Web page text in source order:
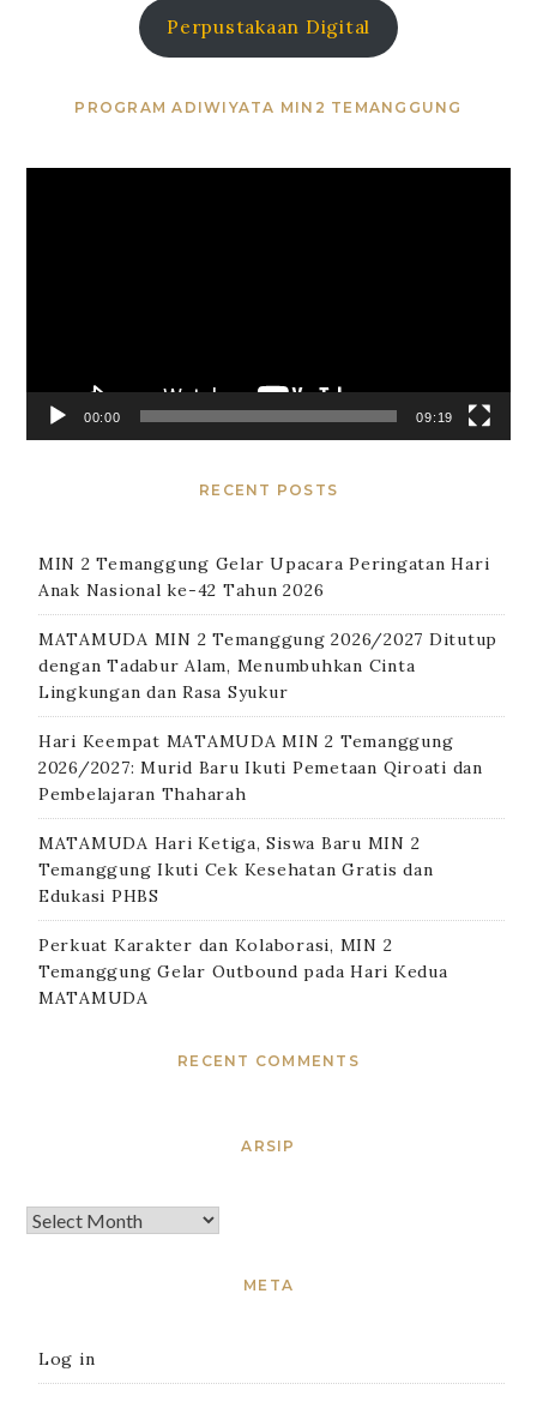
Perpustakaan Digital
PROGRAM ADIWIYATA MIN2 TEMANGGUNG
00:00 09:19
RECENT POSTS
MIN 2 Temanggung Gelar Upacara Peringatan Hari
Anak Nasional ke-42 Tahun 2026
MATAMUDA MIN 2 Temanggung 2026/2027 Ditutup
dengan Tadabur Alam, Menumbuhkan Cinta
Lingkungan dan Rasa Syukur
Hari Keempat MATAMUDA MIN 2 Temanggung
2026/2027: Murid Baru Ikuti Pemetaan Qiroati dan
Pembelajaran Thaharah
MATAMUDA Hari Ketiga, Siswa Baru MIN 2
Temanggung Ikuti Cek Kesehatan Gratis dan
Edukasi PHBS
Perkuat Karakter dan Kolaborasi, MIN 2
Temanggung Gelar Outbound pada Hari Kedua
MATAMUDA
RECENT COMMENTS
ARSIP
META
Log in